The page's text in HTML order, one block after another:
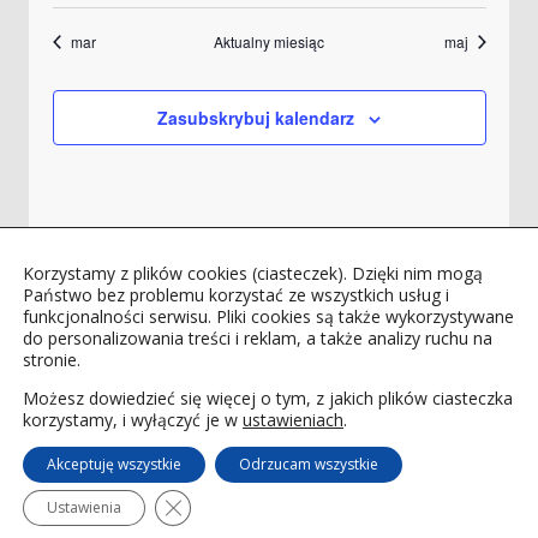
mar Aktualny miesiąc maj
Zasubskrybuj kalendarz
© 2019Agencja reklamowa R-Media. All rights
reserved.
Polityka prywatności
Korzystamy z plików cookies (ciasteczek). Dzięki nim mogą
Państwo bez problemu korzystać ze wszystkich usług i
funkcjonalności serwisu. Pliki cookies są także wykorzystywane
do personalizowania treści i reklam, a także analizy ruchu na
stronie.
Możesz dowiedzieć się więcej o tym, z jakich plików ciasteczka
korzystamy, i wyłączyć je w ustawieniach.
Akceptuję wszystkie Odrzucam wszystkie
Ustawienia Zamknij panel powiadomień o ciasteczkach